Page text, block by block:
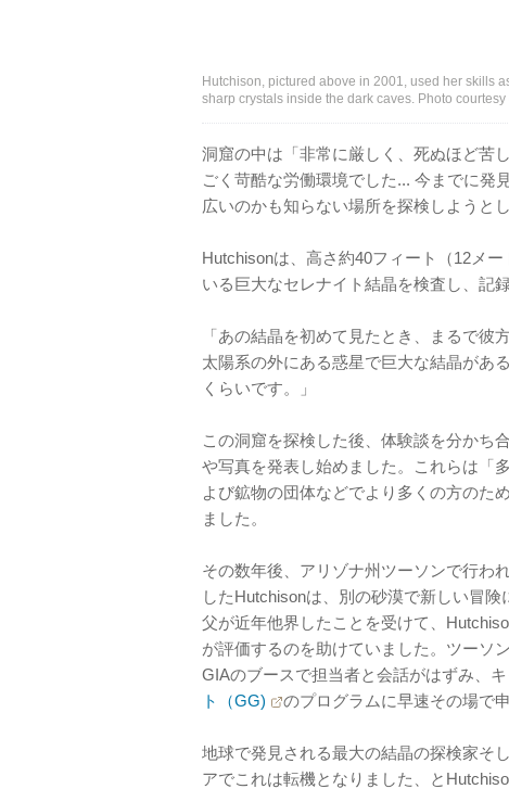
Hutchison, pictured above in 2001, used her skills
sharp crystals inside the dark caves. Photo
洞窟の中は「非常に厳しく、死ぬほど苦
ごく苛酷な労働環境でした... 今までに発
広いのかも知らない場所を探検しようと
Hutchisonは、高さ約40フィート（12メ
いる巨大なセレナイト結晶を検査し、記
「あの結晶を初めて見たとき、まるで彼
太陽系の外にある惑星で巨大な結晶があ
くらいです。」
この洞窟を探検した後、体験談を分かち
や写真を発表し始めました。これらは「
よび鉱物の団体などでより多くの方のた
ました。
その数年後、アリゾナ州ツーソンで行わ
したHutchisonは、別の砂漠で新しい冒
父が近年他界したことを受けて、
が評価するのを助けていました。ツーソ
GIAのブースで担当者と会話がはずみ、
ト（GG)
のプログラムに早速その場で
地球で発見される最大の結晶の探検家そ
アでこれは転機となりました、と